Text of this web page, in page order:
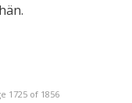
1725 of 1856